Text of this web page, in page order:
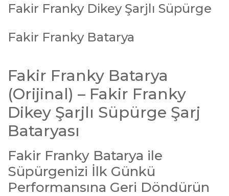
Fakir Franky Dikey Şarjlı Süpürge
Fakir Franky Batarya
Fakir Franky Batarya
(Orijinal) – Fakir Franky
Dikey Şarjlı Süpürge Şarj
Bataryası
Fakir Franky Batarya ile
Süpürgenizi İlk Günkü
Performansına Geri Döndürün